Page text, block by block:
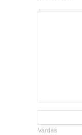
Vardas